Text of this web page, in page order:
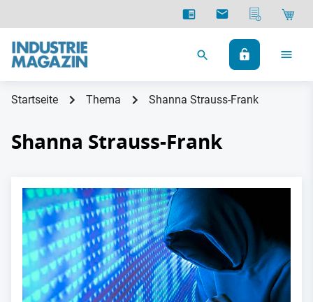
Startseite Thema Shanna Strauss-Frank
Shanna Strauss-Frank